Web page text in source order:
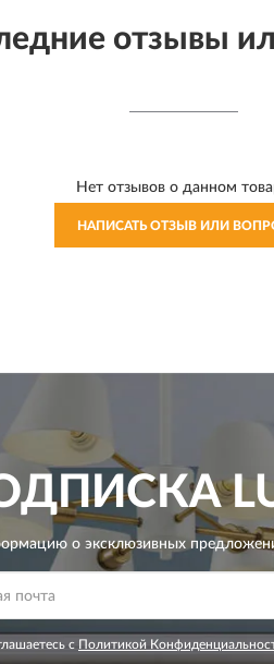
отзывы
Нет отзывов о данном
НАПИСАТЬ ОТЗЫВ ИЛИ
о эксклюзивных
с Политикой